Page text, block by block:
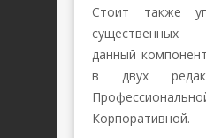
Стоит также
существенных
данный
в двух
Корпоративной.